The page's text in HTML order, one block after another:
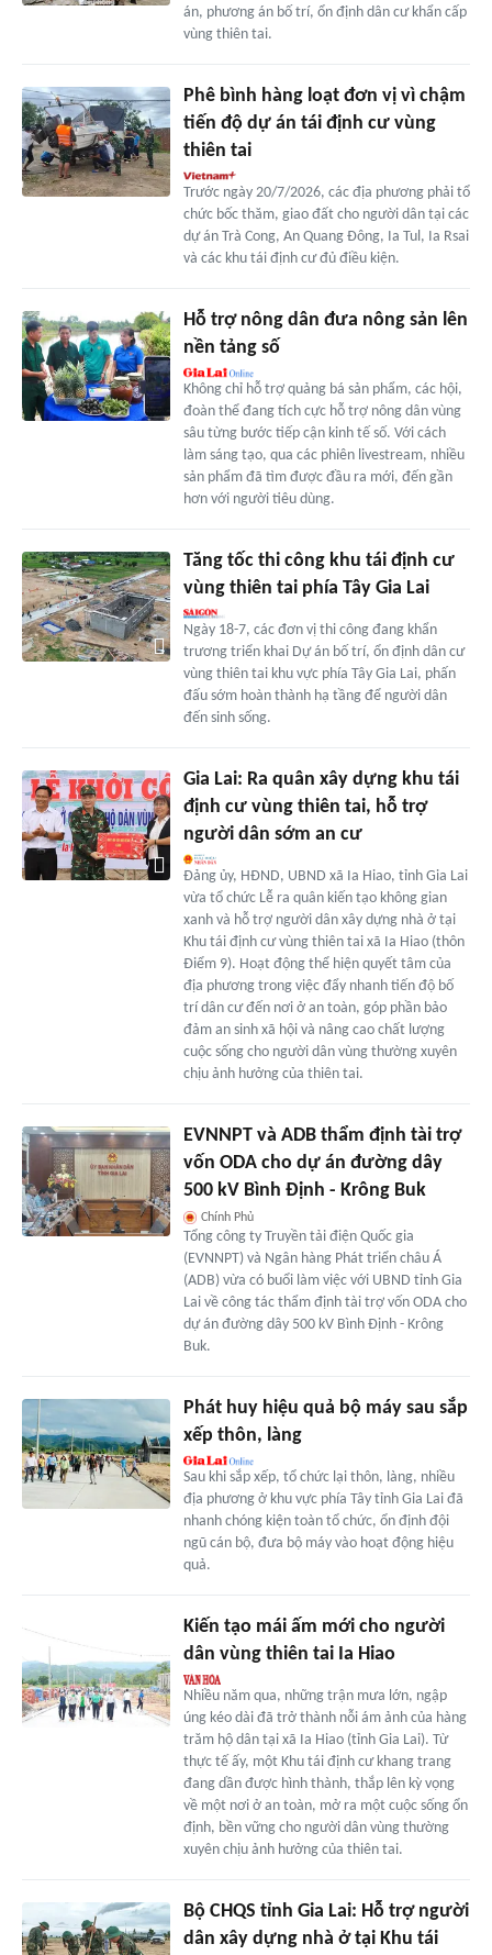
án, phương án bố trí, ổn định dân cư khẩn cấp
vùng thiên tai.
Phê bình hàng loạt đơn vị vì chậm
tiến độ dự án tái định cư vùng
thiên tai
Trước ngày 20/7/2026, các địa phương phải tổ
chức bốc thăm, giao đất cho người dân tại các
dự án Trà Cong, An Quang Đông, Ia Tul, Ia Rsai
và các khu tái định cư đủ điều kiện.
Hỗ trợ nông dân đưa nông sản lên
nền tảng số
Không chỉ hỗ trợ quảng bá sản phẩm, các hội,
đoàn thể đang tích cực hỗ trợ nông dân vùng
sâu từng bước tiếp cận kinh tế số. Với cách
làm sáng tạo, qua các phiên livestream, nhiều
sản phẩm đã tìm được đầu ra mới, đến gần
hơn với người tiêu dùng.
Tăng tốc thi công khu tái định cư
vùng thiên tai phía Tây Gia Lai
Ngày 18-7, các đơn vị thi công đang khẩn
trương triển khai Dự án bố trí, ổn định dân cư
vùng thiên tai khu vực phía Tây Gia Lai, phấn
đấu sớm hoàn thành hạ tầng để người dân
đến sinh sống.
Gia Lai: Ra quân xây dựng khu tái
định cư vùng thiên tai, hỗ trợ
người dân sớm an cư
Đảng ủy, HĐND, UBND xã Ia Hiao, tỉnh Gia Lai
vừa tổ chức Lễ ra quân kiến tạo không gian
xanh và hỗ trợ người dân xây dựng nhà ở tại
Khu tái định cư vùng thiên tai xã Ia Hiao (thôn
Điểm 9). Hoạt động thể hiện quyết tâm của
địa phương trong việc đẩy nhanh tiến độ bố
trí dân cư đến nơi ở an toàn, góp phần bảo
đảm an sinh xã hội và nâng cao chất lượng
cuộc sống cho người dân vùng thường xuyên
chịu ảnh hưởng của thiên tai.
EVNNPT và ADB thẩm định tài trợ
vốn ODA cho dự án đường dây
500 kV Bình Định - Krông Buk
Chính Phủ
Tổng công ty Truyền tải điện Quốc gia
(EVNNPT) và Ngân hàng Phát triển châu Á
(ADB) vừa có buổi làm việc với UBND tỉnh Gia
Lai về công tác thẩm định tài trợ vốn ODA cho
dự án đường dây 500 kV Bình Định - Krông
Buk.
Phát huy hiệu quả bộ máy sau sắp
xếp thôn, làng
Sau khi sắp xếp, tổ chức lại thôn, làng, nhiều
địa phương ở khu vực phía Tây tỉnh Gia Lai đã
nhanh chóng kiện toàn tổ chức, ổn định đội
ngũ cán bộ, đưa bộ máy vào hoạt động hiệu
quả.
Kiến tạo mái ấm mới cho người
dân vùng thiên tai Ia Hiao
Nhiều năm qua, những trận mưa lớn, ngập
úng kéo dài đã trở thành nỗi ám ảnh của hàng
trăm hộ dân tại xã Ia Hiao (tỉnh Gia Lai). Từ
thực tế ấy, một Khu tái định cư khang trang
đang dần được hình thành, thắp lên kỳ vọng
về một nơi ở an toàn, mở ra một cuộc sống ổn
định, bền vững cho người dân vùng thường
xuyên chịu ảnh hưởng của thiên tai.
Bộ CHQS tỉnh Gia Lai: Hỗ trợ người
dân xây dựng nhà ở tại Khu tái